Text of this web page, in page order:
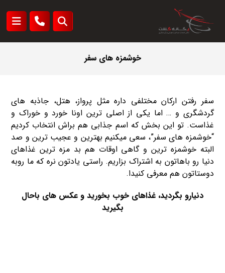
خوشمزه های سفر
سفر رفتن ارکان مختلفی داره مثل پرواز، هتل، جاذبه های
گردشگری و … اما یکی از اصلی ترین اونا خورد و خوراک و
غذاست. تو این بخش که اسم جذابی هم براش انتخاب کردیم
“خوشمزه های سفر”، سعی میکنیم بهترین و عجیب ترین و صد
البته خوشمزه ترین و گاهی اوقات هم بد مزه ترین غذاهای
دنیا رو باهاتون به اشتراک بزاریم. راستی یادتون نره که ما روبه
دوستاتون هم معرفی کنیدا.
دنیارو بگردید، غذاهای خوب بخورید و عکس های باحال
بگیرید